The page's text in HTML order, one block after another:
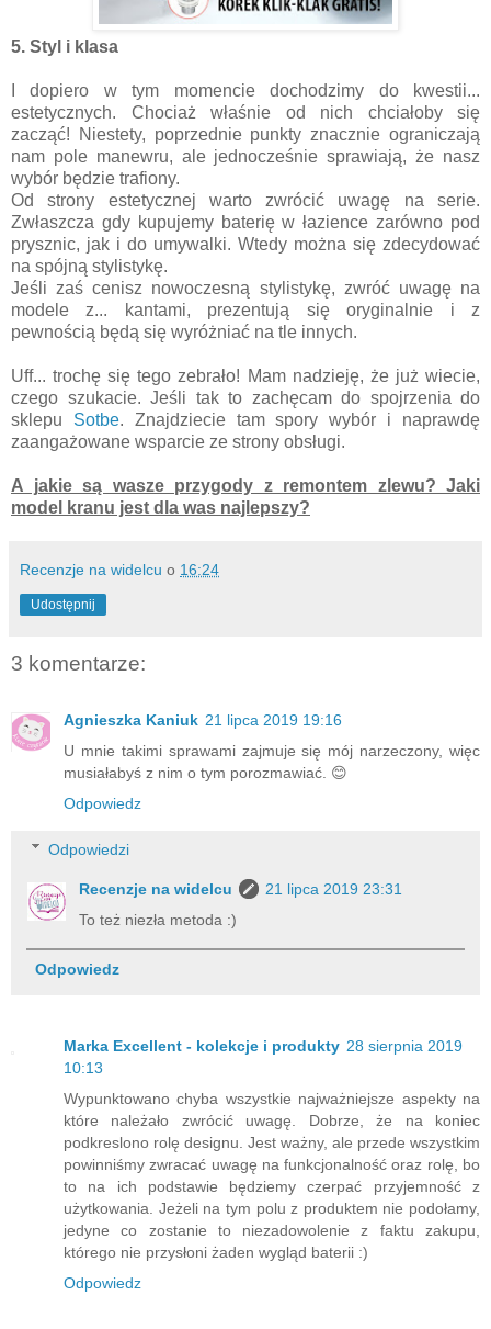
5. Styl i klasa
I dopiero w tym momencie dochodzimy do kwestii...
estetycznych. Chociaż właśnie od nich chciałoby się
zacząć! Niestety, poprzednie punkty znacznie ograniczają
nam pole manewru, ale jednocześnie sprawiają, że nasz
wybór będzie trafiony.
Od strony estetycznej warto zwrócić uwagę na serie.
Zwłaszcza gdy kupujemy baterię w łazience zarówno pod
prysznic, jak i do umywalki. Wtedy można się zdecydować
na spójną stylistykę.
Jeśli zaś cenisz nowoczesną stylistykę, zwróć uwagę na
modele z... kantami, prezentują się oryginalnie i z
pewnością będą się wyróżniać na tle innych.
Uff... trochę się tego zebrało! Mam nadzieję, że już wiecie,
czego szukacie. Jeśli tak to zachęcam do spojrzenia do
sklepu Sotbe. Znajdziecie tam spory wybór i naprawdę
zaangażowane wsparcie ze strony obsługi.
A jakie są wasze przygody z remontem zlewu? Jaki
model kranu jest dla was najlepszy?
Recenzje na widelcu o 16:24
Udostępnij
3 komentarze:
Agnieszka Kaniuk 21 lipca 2019 19:16
U mnie takimi sprawami zajmuje się mój narzeczony, więc
musiałabyś z nim o tym porozmawiać. 😊
Odpowiedz
Odpowiedzi
Recenzje na widelcu
21 lipca 2019 23:31
To też niezła metoda :)
Odpowiedz
Marka Excellent - kolekcje i produkty 28 sierpnia 2019
10:13
Wypunktowano chyba wszystkie najważniejsze aspekty na
które należało zwrócić uwagę. Dobrze, że na koniec
podkreslono rolę designu. Jest ważny, ale przede wszystkim
powinniśmy zwracać uwagę na funkcjonalność oraz rolę, bo
to na ich podstawie będziemy czerpać przyjemność z
użytkowania. Jeżeli na tym polu z produktem nie podołamy,
jedyne co zostanie to niezadowolenie z faktu zakupu,
którego nie przysłoni żaden wygląd baterii :)
Odpowiedz